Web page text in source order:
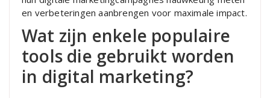
en verbeteringen aanbrengen voor maximale impact.
Wat zijn enkele populaire
tools die gebruikt worden
in digital marketing?